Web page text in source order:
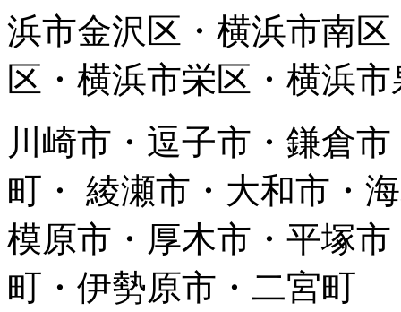
浜市金沢区・横浜市南
区・横浜市栄区・横浜市
川崎市・逗子市・鎌倉
町・ 綾瀬市・大和市・
模原市・厚木市・平塚
町・伊勢原市・二宮町